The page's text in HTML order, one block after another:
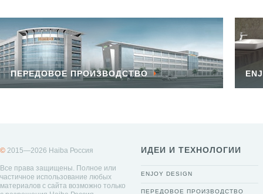
ПЕРЕДОВОЕ ПРОИЗВОДСТВО
© 2015—2026 Haiba Россия
Все права защищены. Полное или
частичное использование любых
материалов с сайта возможно только
ИДЕИ И ТЕХНОЛОГИИ
ENJOY DESIGN
ПЕРЕДОВОЕ ПРОИЗВОДСТВО